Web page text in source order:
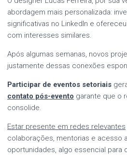
abordagem mais personalizada:
significativas no LinkedIn e
com interesses similares.
Após algumas semanas, novos
justamente dessas conexões
Participar de eventos setoriais
contato pós-evento garante que o
consolide.
Estar presente em redes relevantes
colaborações, mentorias e acesso
oportunidades, algo essencial para